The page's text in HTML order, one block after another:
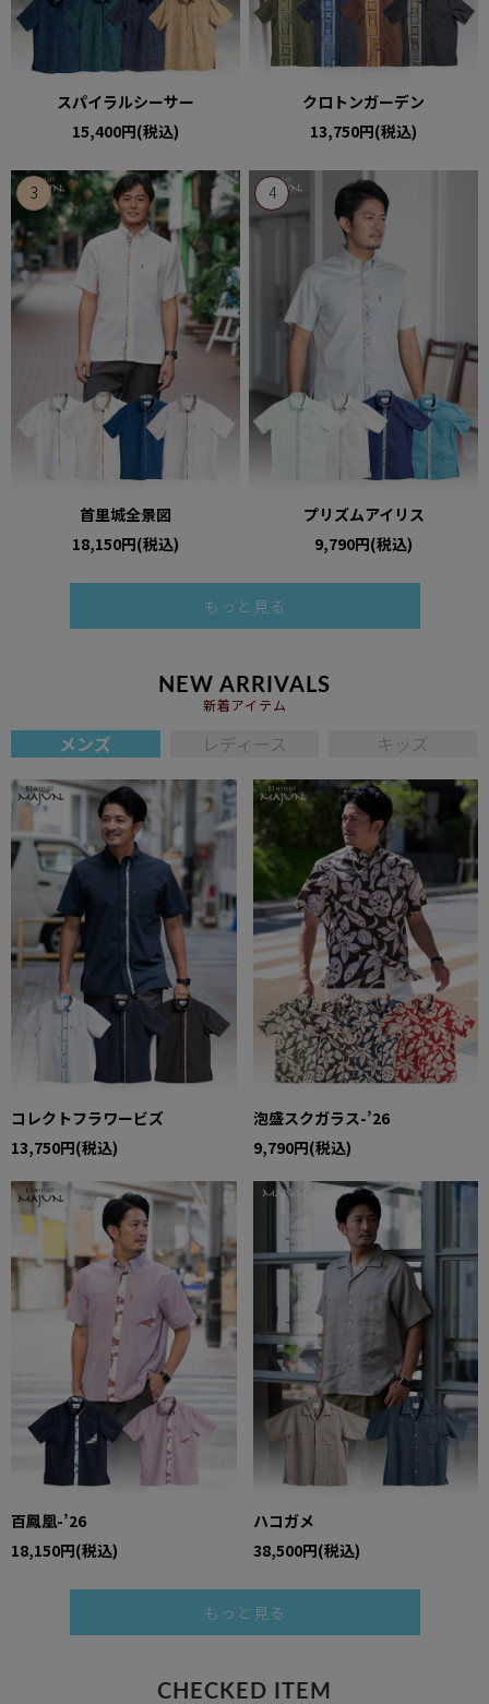
スパイラルシーサー
15,400円(税込)
クロトンガーデン
13,750円(税込)
首里城全景図
18,150円(税込)
プリズムアイリス
9,790円(税込)
もっと見る
NEW ARRIVALS
新着アイテム
メンズ レディース キッズ
コレクトフラワービズ
13,750円(税込)
泡盛スクガラス-’26
9,790円(税込)
百鳳凰-’26
18,150円(税込)
ハコガメ
38,500円(税込)
もっと見る
CHECKED ITEM